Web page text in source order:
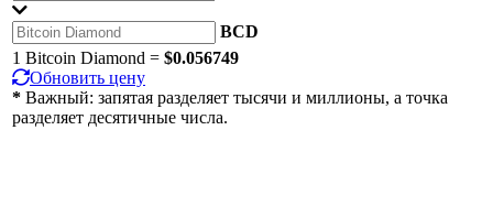
BCD
1 Bitcoin Diamond = $0.056749
Обновить цену
* Важный: запятая разделяет тысячи и миллионы, а точка
разделяет десятичные числа.